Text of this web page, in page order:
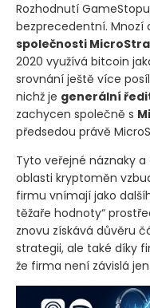
Rozhodnutí
bezprecedentní. Mnozí
společnosti
2020 využívá bitcoin
srovnání ještě více
nichž je generální
zachycen společně s
předsedou právě
Tyto veřejné náznaky
oblasti kryptoměn
firmu vnímají jako
těžaře hodnoty“
znovu získává důvěru
strategii, ale také díky
že firma není závislá